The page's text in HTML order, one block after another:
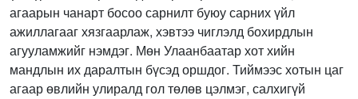
агаарын чанарт босоо сарнилт буюу сарних үйл
ажиллагааг хязгаарлаж, хэвтээ чиглэлд бохирдлын
агууламжийг нэмдэг. Мөн Улаанбаатар хот хийн
мандлын их даралтын бүсэд оршдог. Тиймээс хотын цаг
агаар өвлийн улиралд гол төлөв цэлмэг, салхигүй